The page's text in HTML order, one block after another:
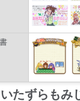
たずらもみ